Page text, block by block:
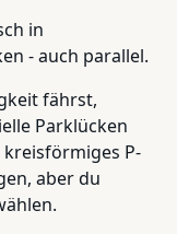
in
- auch parallel.
fährst,
Parklücken
P-
aber du